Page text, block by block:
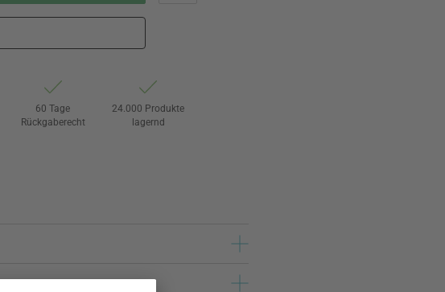
60 Tage
Rückgaberecht
24.000 Produkte
lagernd